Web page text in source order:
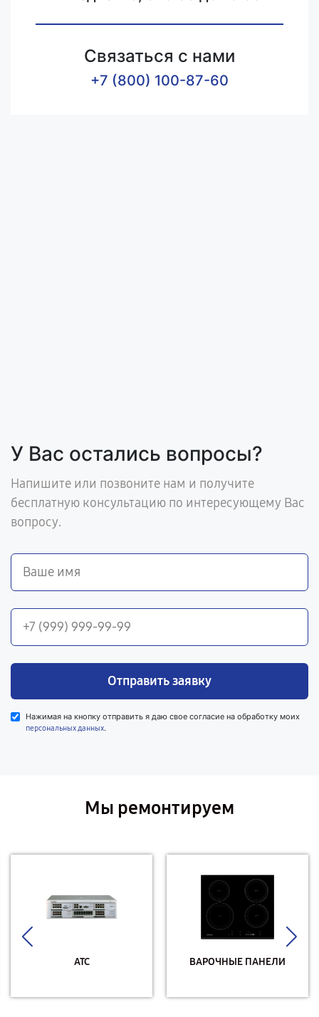
Связаться с нами
+7 (800) 100-87-60
У Вас остались вопросы?
Напишите или позвоните нам и получите
бесплатную консультацию по интересующему Вас
вопросу.
Отправить заявку
Нажимая на кнопку отправить я даю свое согласие на обработку моих
персональных данных.
Мы ремонтируем
АТС ВАРОЧНЫЕ ПАНЕЛИ